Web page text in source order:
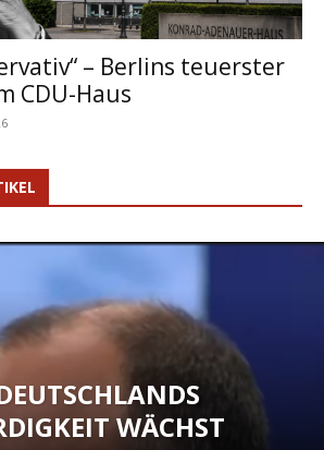
– Berlins teuerster
CDU-Haus
WÄCHST